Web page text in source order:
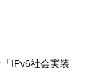
IPv6社会実装